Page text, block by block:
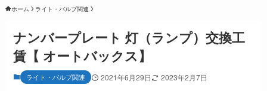
ホーム ライト・バルブ関連
ナンバープレート 灯（ランプ）交換工
賃【 オートバックス】
ライト・バルブ関連 2021年6月29日 2023年2月7日